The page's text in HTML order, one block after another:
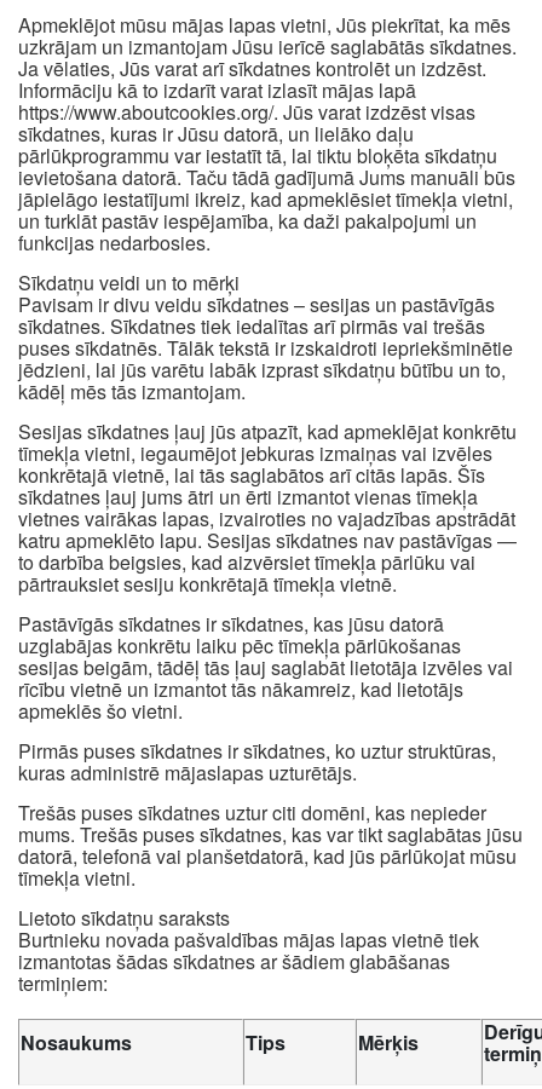
Apmeklējot mūsu mājas lapas vietni, Jūs piekrītat, ka mēs
uzkrājam un izmantojam Jūsu ierīcē saglabātās sīkdatnes.
Ja vēlaties, Jūs varat arī sīkdatnes kontrolēt un izdzēst.
Informāciju kā to izdarīt varat izlasīt mājas lapā
https://www.aboutcookies.org/. Jūs varat izdzēst visas
sīkdatnes, kuras ir Jūsu datorā, un lielāko daļu
pārlūkprogrammu var iestatīt tā, lai tiktu bloķēta sīkdatņu
ievietošana datorā. Taču tādā gadījumā Jums manuāli būs
jāpielāgo iestatījumi ikreiz, kad apmeklēsiet tīmekļa vietni,
un turklāt pastāv iespējamība, ka daži pakalpojumi un
funkcijas nedarbosies.
Sīkdatņu veidi un to mērķi
Pavisam ir divu veidu sīkdatnes – sesijas un pastāvīgās
sīkdatnes. Sīkdatnes tiek iedalītas arī pirmās vai trešās
puses sīkdatnēs. Tālāk tekstā ir izskaidroti iepriekšminētie
jēdzieni, lai jūs varētu labāk izprast sīkdatņu būtību un to,
kādēļ mēs tās izmantojam.
Sesijas sīkdatnes ļauj jūs atpazīt, kad apmeklējat konkrētu
tīmekļa vietni, iegaumējot jebkuras izmaiņas vai izvēles
konkrētajā vietnē, lai tās saglabātos arī citās lapās. Šīs
sīkdatnes ļauj jums ātri un ērti izmantot vienas tīmekļa
vietnes vairākas lapas, izvairoties no vajadzības apstrādāt
katru apmeklēto lapu. Sesijas sīkdatnes nav pastāvīgas —
to darbība beigsies, kad aizvērsiet tīmekļa pārlūku vai
pārtrauksiet sesiju konkrētajā tīmekļa vietnē.
Pastāvīgās sīkdatnes ir sīkdatnes, kas jūsu datorā
uzglabājas konkrētu laiku pēc tīmekļa pārlūkošanas
sesijas beigām, tādēļ tās ļauj saglabāt lietotāja izvēles vai
rīcību vietnē un izmantot tās nākamreiz, kad lietotājs
apmeklēs šo vietni.
Pirmās puses sīkdatnes ir sīkdatnes, ko uztur struktūras,
kuras administrē mājaslapas uzturētājs.
Trešās puses sīkdatnes uztur citi domēni, kas nepieder
mums. Trešās puses sīkdatnes, kas var tikt saglabātas jūsu
datorā, telefonā vai planšetdatorā, kad jūs pārlūkojat mūsu
tīmekļa vietni.
Lietoto sīkdatņu saraksts
Burtnieku novada pašvaldības mājas lapas vietnē tiek
izmantotas šādas sīkdatnes ar šādiem glabāšanas
termiņiem:
Nosaukums Tips Mērķis